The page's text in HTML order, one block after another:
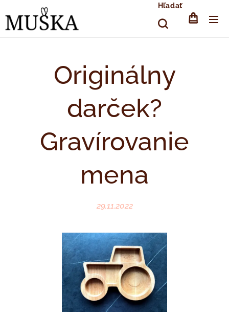
Hľadať
Originálny
darček?
Gravírovanie
mena
29.11.2022